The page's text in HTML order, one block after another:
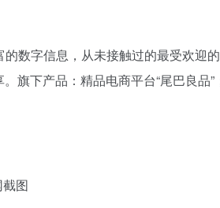
数字信息，从未接触过的最受欢迎的
旗下产品：精品电商平台“尾巴良品”
图